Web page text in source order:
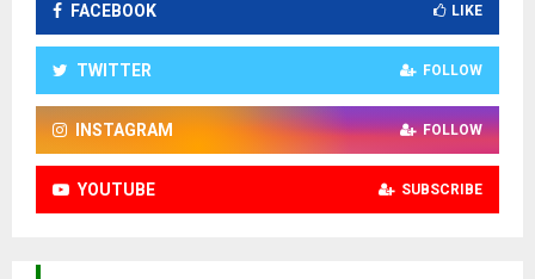
FACEBOOK LIKE
TWITTER FOLLOW
INSTAGRAM FOLLOW
YOUTUBE SUBSCRIBE